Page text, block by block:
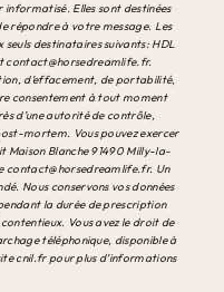
Elles sont destinées
répondre à votre message. Les
seuls destinataires suivants: HDL
contact@horsedreamlife.fr.
d’effacement, de portabilité,
consentement à tout moment
d’une autorité de contrôle,
mortem. Vous pouvez exercer
Maison Blanche 91490 Milly-la-
contact@horsedreamlife.fr. Un
Nous conservons vos données
la durée de prescription
Vous avez le droit de
téléphonique, disponible à
cnil.fr pour plus d’informations